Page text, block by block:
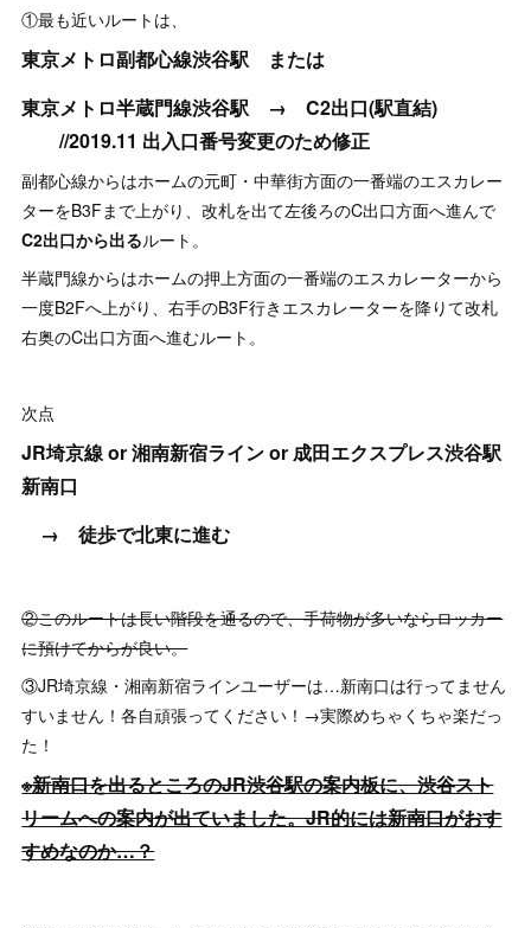
①最も近いルートは、
東京メトロ副都心線渋谷駅 または
東京メトロ半蔵門線渋谷駅 → C2出口(駅直結)
//2019.11 出入口番号変更のため修正
副都心線からはホームの元町・中華街方面の一番端のエスカレー
ターをB3Fまで上がり、改札を出て左後ろのC出口方面へ進んで
C2出口から出るルート。
半蔵門線からはホームの押上方面の一番端のエスカレーターから
一度B2Fへ上がり、右手のB3F行きエスカレーターを降りて改札
右奥のC出口方面へ進むルート。
次点
JR埼京線 or 湘南新宿ライン or 成田エクスプレス渋谷駅
新南口
→ 徒歩で北東に進む
②このルートは長い階段を通るので、手荷物が多いならロッカー
に預けてからが良い。
③JR埼京線・湘南新宿ラインユーザーは…新南口は行ってません
すいません！各自頑張ってください！→実際めちゃくちゃ楽だっ
た！
※新南口を出るところのJR渋谷駅の案内板に、渋谷スト
リームへの案内が出ていました。JR的には新南口がおす
すめなのか…？